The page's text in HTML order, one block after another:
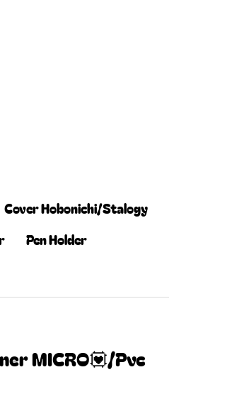
Cover Hobonichi/Stalogy
Pen Holder
MICRO💟/Pvc